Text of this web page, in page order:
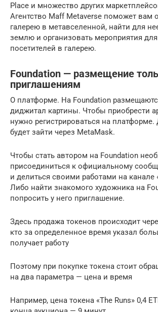
Place и множество других
Агентство Maff Metaverse поможет вам
галерею в метавселенной, найти для
землю и организовать мероприятия
посетителей в галерею.
Foundation — размещение
приглашениям
О платформе. На Foundation
диджитал картины. Чтобы приобрести
нужно регистрироваться на платформе.
будет зайти через MetaMask.
Чтобы стать автором на Foundation
присоединиться к официальному
и делиться своими работами на канале
Либо найти знакомого художника на
попросить у него приглашение.
Здесь продажа токенов происходит
кто за определенное время указал
получает работу
Поэтому при покупке токена стоит
на два параметра — цена и время
Например, цена токена «The Runs» 0,4